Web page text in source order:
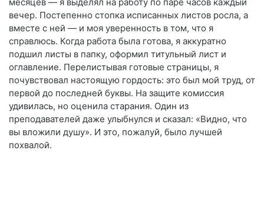
вечер. Постепенно стопка исписанных листов росла, а
вместе с ней — и моя уверенность в том, что я
справлюсь. Когда работа была готова, я аккуратно
подшил листы в папку, оформил титульный лист и
оглавление. Перелистывая готовые страницы, я
почувствовал настоящую гордость: это был мой труд, от
первой до последней буквы. На защите комиссия
удивилась, но оценила старания. Один из
преподавателей даже улыбнулся и сказал: «Видно, что
вы вложили душу». И это, пожалуй, было лучшей
похвалой.